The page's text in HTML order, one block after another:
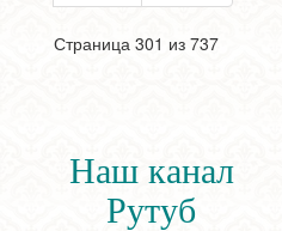
Страница 301 из 737
Наш канал
Рутуб